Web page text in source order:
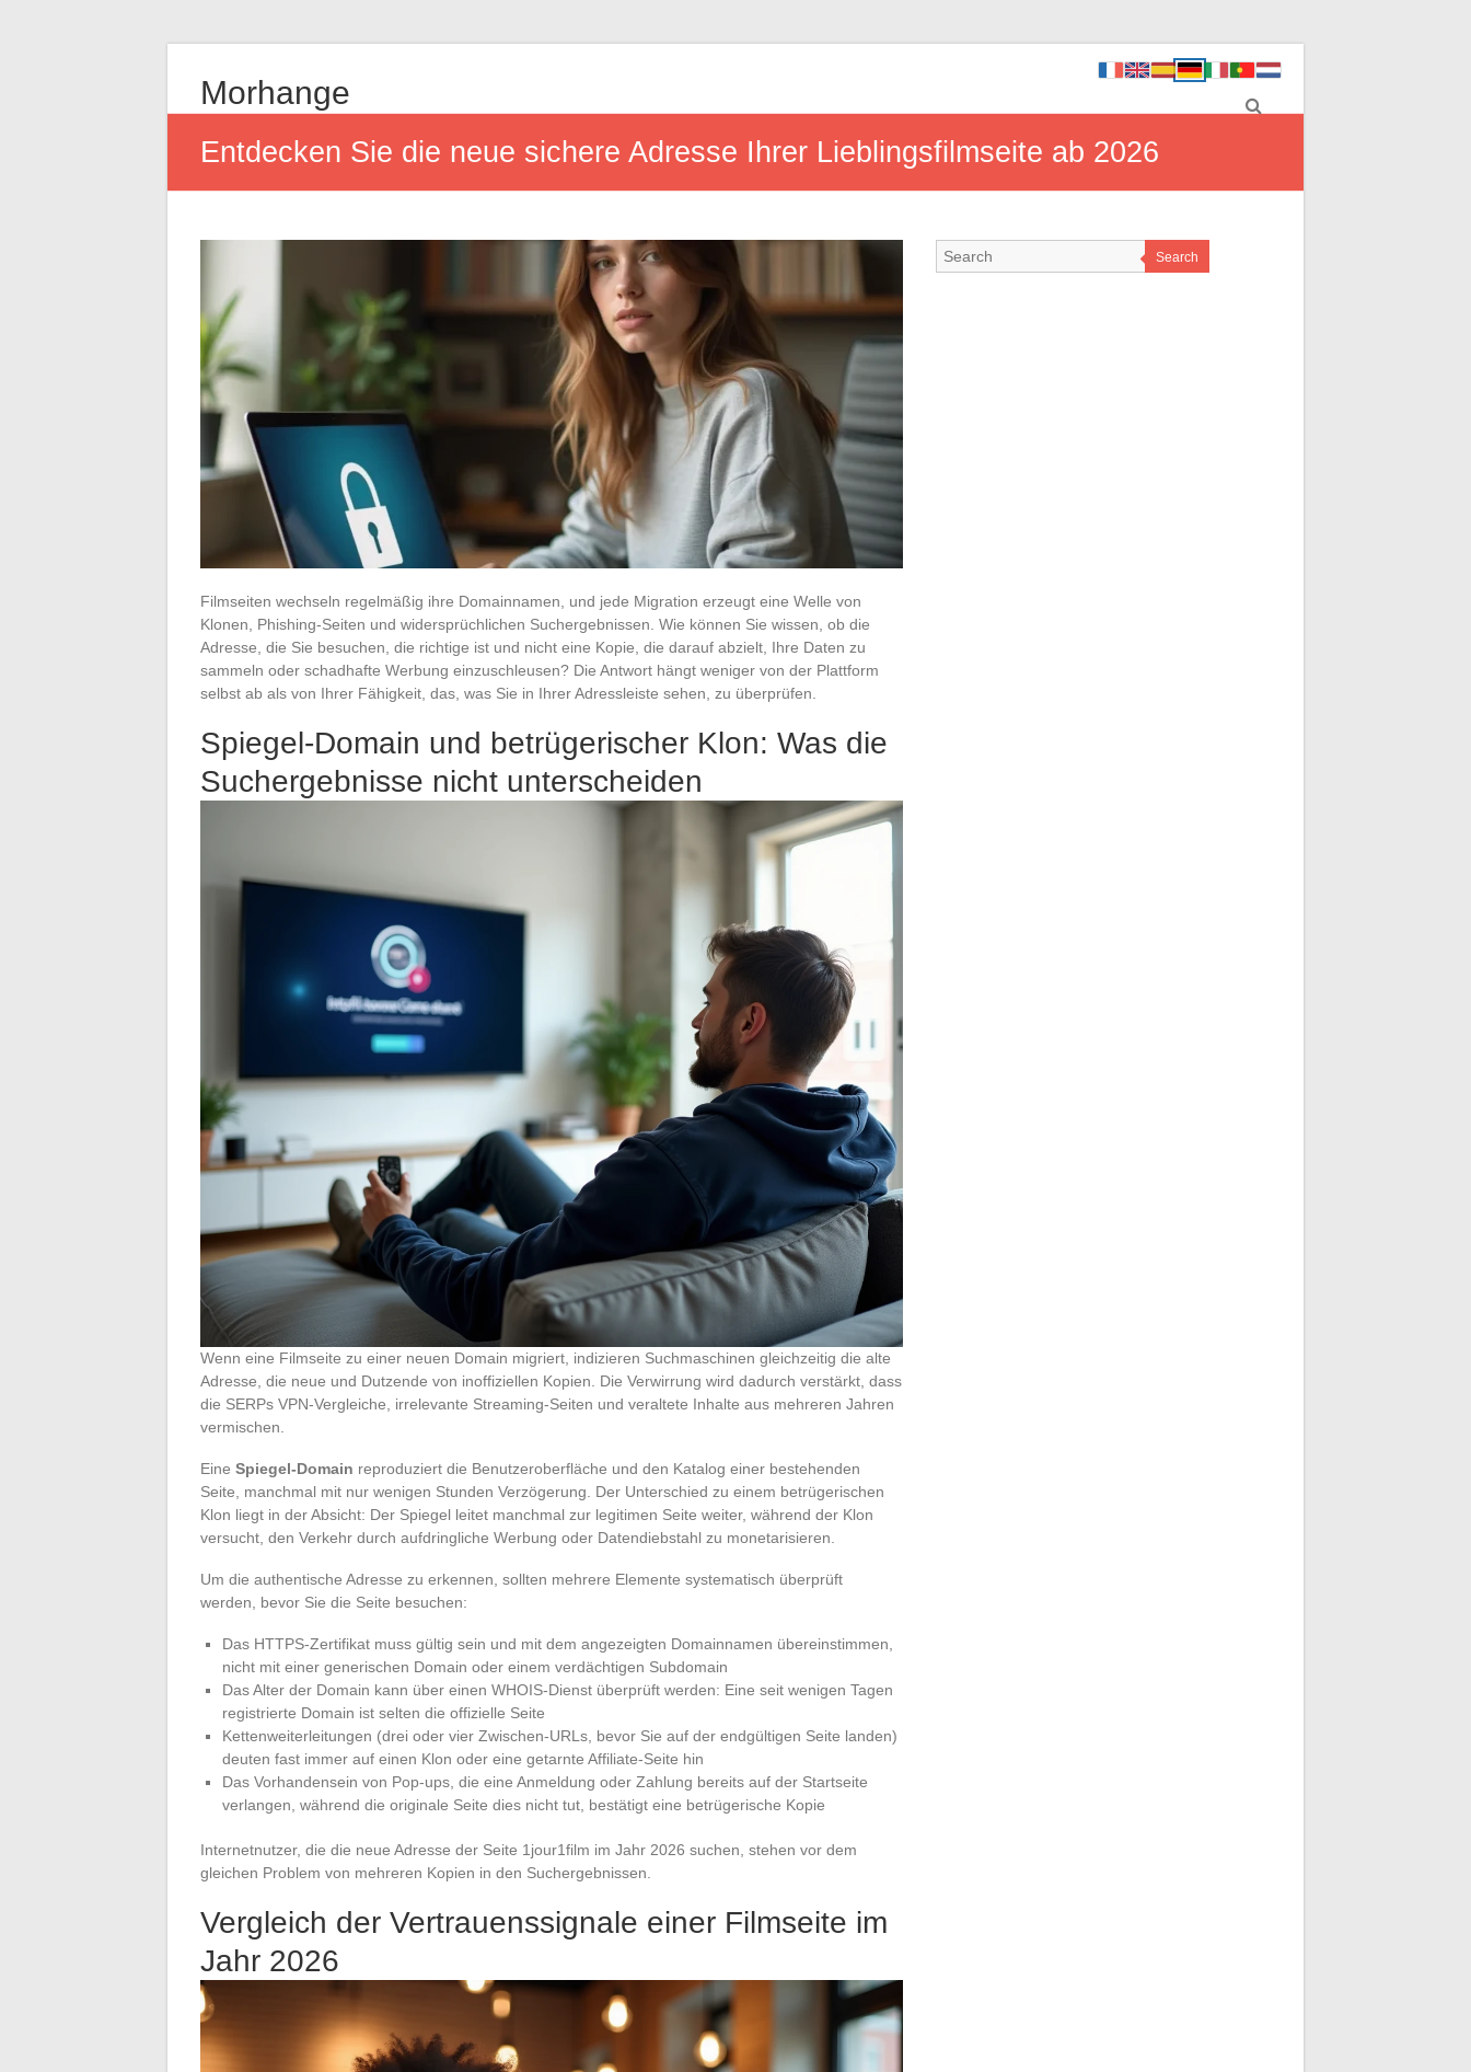
Morhange
Entdecken Sie die neue sichere Adresse Ihrer Lieblingsfilmseite ab 2026
Filmseiten wechseln regelmäßig ihre Domainnamen, und jede Migration erzeugt eine Welle von
Klonen, Phishing-Seiten und widersprüchlichen Suchergebnissen. Wie können Sie wissen, ob die
Adresse, die Sie besuchen, die richtige ist und nicht eine Kopie, die darauf abzielt, Ihre Daten zu
sammeln oder schadhafte Werbung einzuschleusen? Die Antwort hängt weniger von der Plattform
selbst ab als von Ihrer Fähigkeit, das, was Sie in Ihrer Adressleiste sehen, zu überprüfen.
Spiegel-Domain und betrügerischer Klon: Was die
Suchergebnisse nicht unterscheiden
Wenn eine Filmseite zu einer neuen Domain migriert, indizieren Suchmaschinen gleichzeitig die alte
Adresse, die neue und Dutzende von inoffiziellen Kopien. Die Verwirrung wird dadurch verstärkt, dass
die SERPs VPN-Vergleiche, irrelevante Streaming-Seiten und veraltete Inhalte aus mehreren Jahren
vermischen.
Eine Spiegel-Domain reproduziert die Benutzeroberfläche und den Katalog einer bestehenden
Seite, manchmal mit nur wenigen Stunden Verzögerung. Der Unterschied zu einem betrügerischen
Klon liegt in der Absicht: Der Spiegel leitet manchmal zur legitimen Seite weiter, während der Klon
versucht, den Verkehr durch aufdringliche Werbung oder Datendiebstahl zu monetarisieren.
Um die authentische Adresse zu erkennen, sollten mehrere Elemente systematisch überprüft
werden, bevor Sie die Seite besuchen:
Das HTTPS-Zertifikat muss gültig sein und mit dem angezeigten Domainnamen übereinstimmen,
nicht mit einer generischen Domain oder einem verdächtigen Subdomain
Das Alter der Domain kann über einen WHOIS-Dienst überprüft werden: Eine seit wenigen Tagen
registrierte Domain ist selten die offizielle Seite
Kettenweiterleitungen (drei oder vier Zwischen-URLs, bevor Sie auf der endgültigen Seite landen)
deuten fast immer auf einen Klon oder eine getarnte Affiliate-Seite hin
Das Vorhandensein von Pop-ups, die eine Anmeldung oder Zahlung bereits auf der Startseite
verlangen, während die originale Seite dies nicht tut, bestätigt eine betrügerische Kopie
Internetnutzer, die die neue Adresse der Seite 1jour1film im Jahr 2026 suchen, stehen vor dem
gleichen Problem von mehreren Kopien in den Suchergebnissen.
Vergleich der Vertrauenssignale einer Filmseite im
Jahr 2026
Search